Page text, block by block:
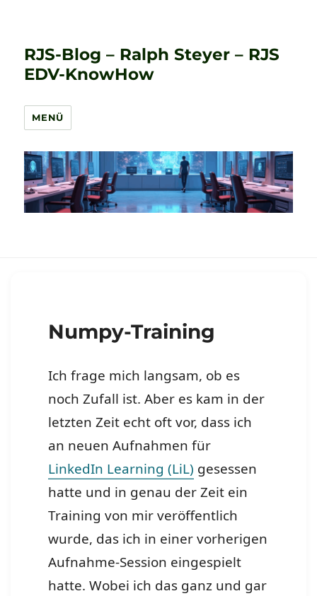
RJS-Blog – Ralph Steyer – RJS
EDV-KnowHow
MENÜ
Numpy-Training
Ich frage mich langsam, ob es
noch Zufall ist. Aber es kam in der
letzten Zeit echt oft vor, dass ich
an neuen Aufnahmen für
LinkedIn Learning (LiL) gesessen
hatte und in genau der Zeit ein
Training von mir veröffentlich
wurde, das ich in einer vorherigen
Aufnahme-Session eingespielt
hatte. Wobei ich das ganz und gar